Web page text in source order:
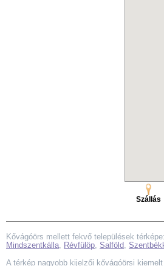
Szállás
Kővágóörs mellett fekvő települések térképe:
Mindszentkálla, Révfülöp, Salföld,
A térkép nagyobb kijelzői kővágóörsi